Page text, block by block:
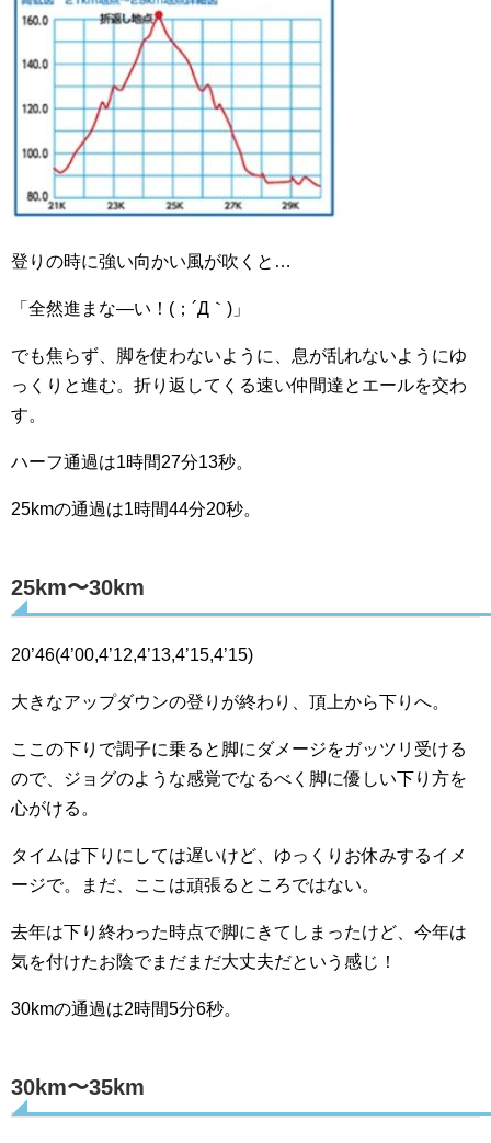
登りの時に強い向かい風が吹くと…
「全然進まな―い！(；´Д｀)」
でも焦らず、脚を使わないように、息が乱れないようにゆ
っくりと進む。折り返してくる速い仲間達とエールを交わ
す。
ハーフ通過は1時間27分13秒。
25kmの通過は1時間44分20秒。
25km〜30km
20’46(4’00,4’12,4’13,4’15,4’15)
大きなアップダウンの登りが終わり、頂上から下りへ。
ここの下りで調子に乗ると脚にダメージをガッツリ受ける
ので、ジョグのような感覚でなるべく脚に優しい下り方を
心がける。
タイムは下りにしては遅いけど、ゆっくりお休みするイメ
ージで。まだ、ここは頑張るところではない。
去年は下り終わった時点で脚にきてしまったけど、今年は
気を付けたお陰でまだまだ大丈夫だという感じ！
30kmの通過は2時間5分6秒。
30km〜35km